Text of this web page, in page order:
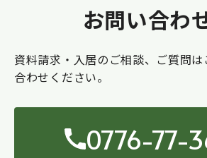
お問い合わ
資料請求・入居のご相談、ご質問
合わせください。
0776-77-